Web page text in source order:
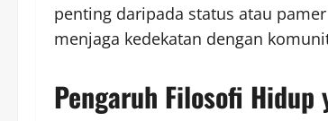
penting daripada status atau
menjaga kedekatan dengan
Pengaruh Filosofi